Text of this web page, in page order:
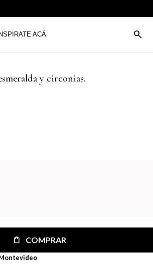
INSPIRATE ACÁ
y circonias.
COMPRAR